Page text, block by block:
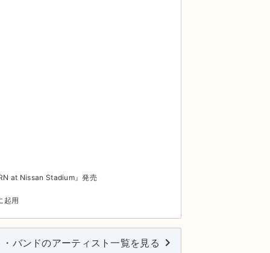
at Nissan Stadium』発売
起用
バンドのアーティスト一覧を見る keyboard_arrow_right